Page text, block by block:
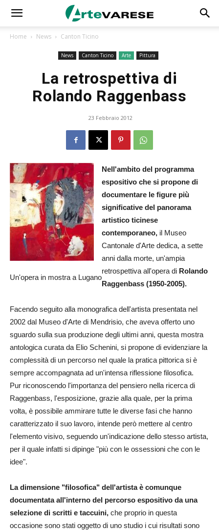
Home News Canton Ticino
News Canton Ticino Arte Pittura
La retrospettiva di
Rolando Raggenbass
23 Febbraio 2012
Un'opera in mostra a Lugano
Nell'ambito del programma
espositivo che si propone di
documentare le figure più
significative del panorama
artistico ticinese
contemporaneo, il Museo
Cantonale d'Arte dedica, a sette
anni dalla morte, un'ampia
retrospettiva all'opera di Rolando
Raggenbass (1950-2005).
Facendo seguito alla monografica dell'artista presentata nel
2002 dal Museo d'Arte di Mendrisio, che aveva offerto uno
sguardo sulla sua produzione degli ultimi anni, questa mostra
antologica curata da Elio Schenini, si propone di evidenziare la
complessità di un percorso nel quale la pratica pittorica si è
sempre accompagnata ad un'intensa riflessione filosofica.
Pur riconoscendo l'importanza del pensiero nella ricerca di
Raggenbass, l'esposizione, grazie alla quale, per la prima
volta, è possibile ammirare tutte le diverse fasi che hanno
caratterizzato il suo lavoro, intende però mettere al centro
l'elemento visivo, seguendo un'indicazione dello stesso artista,
per il quale infatti si dipinge "più con le ossessioni che con le
idee".
La dimensione "filosofica" dell'artista è comunque
documentata all'interno del percorso espositivo da una
selezione di scritti e taccuini, che proprio in questa
occasione sono stati oggetto di uno studio i cui risultati sono